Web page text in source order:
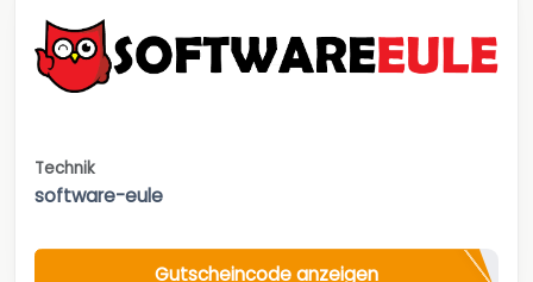
Technik
software-eule
Gutscheincode anzeigen